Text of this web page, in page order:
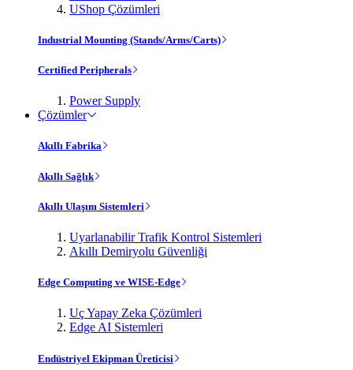
UShop Çözümleri
Industrial Mounting (Stands/Arms/Carts)
Certified Peripherals
Power Supply
Çözümler
Akıllı Fabrika
Akıllı Sağlık
Akıllı Ulaşım Sistemleri
Uyarlanabilir Trafik Kontrol Sistemleri
Akıllı Demiryolu Güvenliği
Edge Computing ve WISE-Edge
Uç Yapay Zeka Çözümleri
Edge AI Sistemleri
Endüstriyel Ekipman Üreticisi